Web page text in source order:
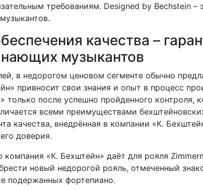
требованиям. Designed by Bechstein –
качества –
музыкантов
в недорогом ценовом сегменте обычно
привносит свои знания и опыт в процесс
только после успешно пройденного
всеми преимуществами
качества, внедрённая в компании «К.
доверия.
компания «К. Бехштейн» даёт для рояля
новый недорогой рояль, отмеченный
подержанных фортепиано.